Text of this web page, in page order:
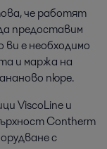
че работят
предоставим
е необходимо
и маржа на
пюре.
ViscoLine и
Contherm
с